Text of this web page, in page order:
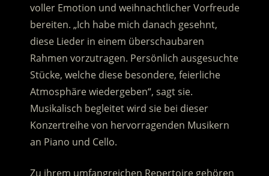
voller Emotion und weihnachtlicher Vorfreude
bereiten. „Ich habe mich danach gesehnt,
diese Lieder in einem überschaubaren
Rahmen vorzutragen. Persönlich ausgesuchte
Stücke, welche diese besondere, feierliche
Atmosphäre wiedergeben“, sagt sie.
Musikalisch begleitet wird sie bei dieser
Konzertreihe von hervorragenden Musikern
an Piano und Cello.
Zu ihrem umfangreichen Repertoire gehören